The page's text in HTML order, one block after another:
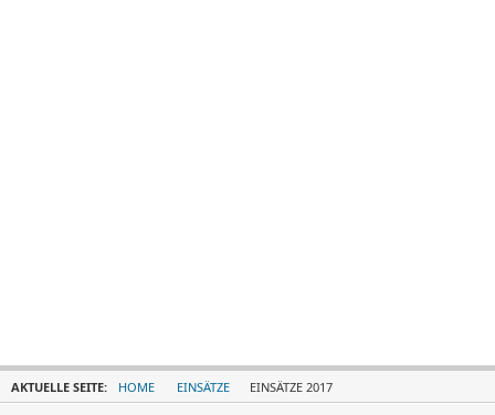
AKTUELLE SEITE: HOME EINSÄTZE EINSÄTZE 2017